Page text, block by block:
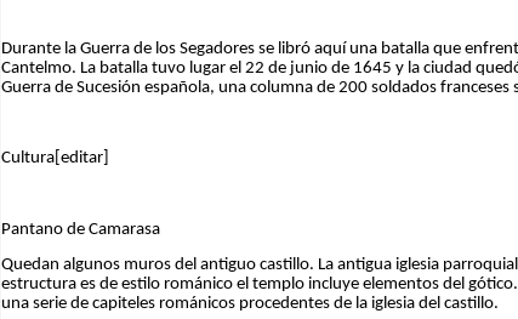
Durante la Guerra de los Segadores se libró aquí una batalla que
Cantelmo. La batalla tuvo lugar el 22 de junio de 1645 y la ciudad
Guerra de Sucesión española, una columna de 200 soldados
Cultura[editar]
Pantano de Camarasa
Quedan algunos muros del antiguo castillo. La antigua iglesia
estructura es de estilo románico el templo incluye elementos del
una serie de capiteles románicos procedentes de la iglesia del castillo.